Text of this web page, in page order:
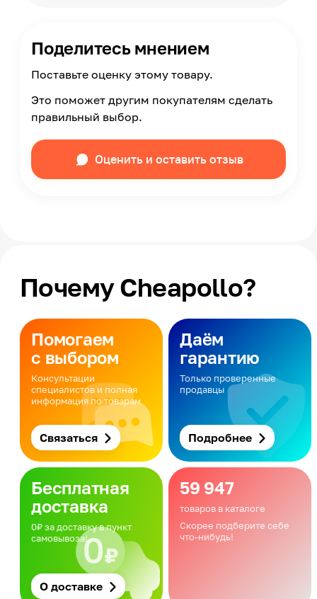
Поделитесь мнением
Поставьте оценку этому товару.
Это поможет другим покупателям сделать
правильный выбор.
Оценить и оставить отзыв
Почему Cheapollo?
Помогаем
с выбором
Консультации
специалистов и полная
информация по товарам
Связаться
Даём
гарантию
Только проверенные
продавцы
Подробнее
Бесплатная
доставка
0₽ за доставку в пункт
самовывоза!
О доставке
59 947
товаров в каталоге
Скорее подберите себе
что-нибудь!